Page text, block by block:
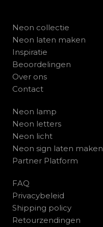
Neon collectie
Neon laten maken
Inspiratie
Beoordelingen
Over ons
Contact
Neon lamp
Neon letters
Neon licht
Neon sign laten maken
Partner Platform
FAQ
Privacybeleid
Shipping policy
Retourzendingen